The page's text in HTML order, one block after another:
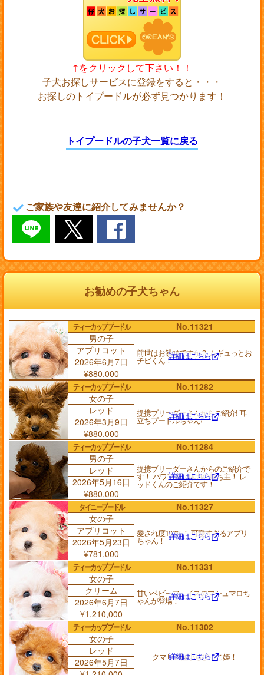
↑をクリックして下さい！！
子犬お探しサービスに登録をすると・・・
お探しのトイプードルが必ず見つかります！
トイプードルの子犬一覧に戻る
ご家族や友達に紹介してみませんか？
お勧めの子犬ちゃん
ティーカッププードル
No.11321
男の子
前世はお饅頭ですか？ ムギュっとお
チビくん！詳細はこちら
アプリコット
2026年6月7日
¥880,000
ティーカッププードル
No.11282
女の子
提携ブリーダーさんからご紹介! 耳
立ちプードルちゃん!
詳細はこちら
レッド
2026年3月9日
¥880,000
ティーカッププードル
No.11284
男の子
提携ブリーダーさんからのご紹介で
す！ パワフルな体力の持ち主！ レ
ッドくんのご紹介です！
詳細はこちら
レッド
2026年5月16日
¥880,000
タイニープードル
No.11327
女の子
愛され度100%！ 可愛すぎるアプリ
ちゃん！ 詳細はこちら
アプリコット
2026年5月23日
¥781,000
ティーカッププードル
No.11331
女の子
甘いベビーフェイスのマシュマロち
ゃんが登場！詳細はこちら
クリーム
2026年6月7日
¥1,210,000
ティーカッププードル
No.11302
女の子
クマ耳の極小ちびっこ姫！
詳細はこちら
レッド
2026年5月7日